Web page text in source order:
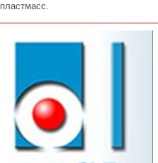
пластмасс.